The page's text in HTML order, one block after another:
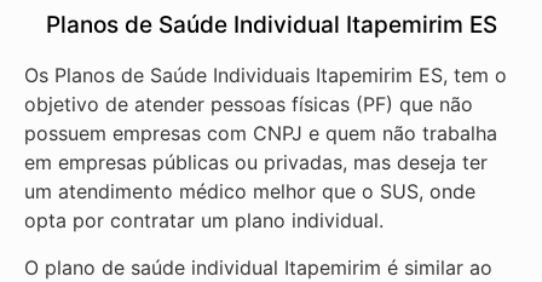
Planos de Saúde Individual Itapemirim ES
Os Planos de Saúde Individuais Itapemirim ES, tem o
objetivo de atender pessoas físicas (PF) que não
possuem empresas com CNPJ e quem não trabalha
em empresas públicas ou privadas, mas deseja ter
um atendimento médico melhor que o SUS, onde
opta por contratar um plano individual.
O plano de saúde individual Itapemirim é similar ao